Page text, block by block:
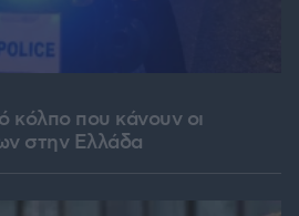
κόλπο που κάνουν οι
στην Ελλάδα